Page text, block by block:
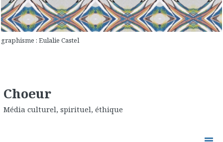
graphisme : Eulalie Castel
Choeur
Média culturel, spirituel, éthique